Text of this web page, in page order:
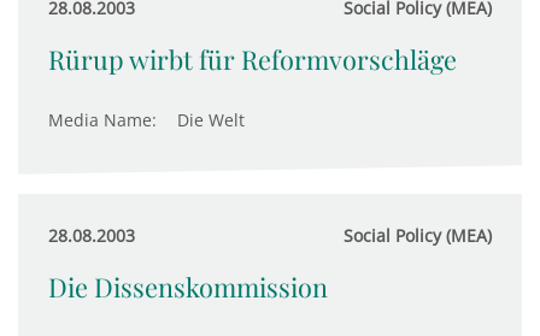
28.08.2003 Social Policy (MEA)
Rürup wirbt für Reformvorschläge
Media Name: Die Welt
28.08.2003 Social Policy (MEA)
Die Dissenskommission